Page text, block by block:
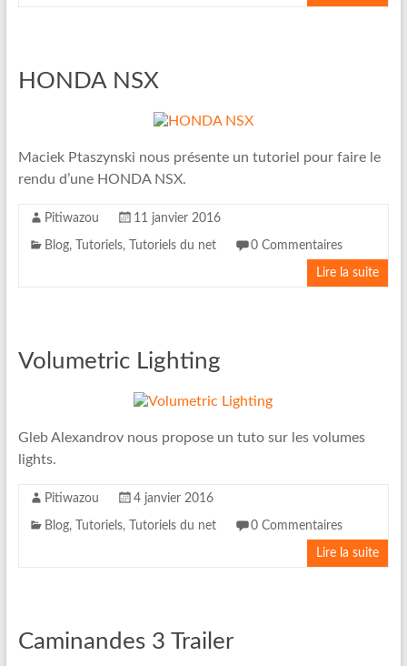
HONDA NSX
Maciek Ptaszynski nous présente un tutoriel pour faire le
rendu d’une HONDA NSX.
Pitiwazou 11 janvier 2016
Blog, Tutoriels, Tutoriels du net 0 Commentaires
Lire la suite
Volumetric Lighting
Gleb Alexandrov nous propose un tuto sur les volumes
lights.
Pitiwazou 4 janvier 2016
Blog, Tutoriels, Tutoriels du net 0 Commentaires
Lire la suite
Caminandes 3 Trailer